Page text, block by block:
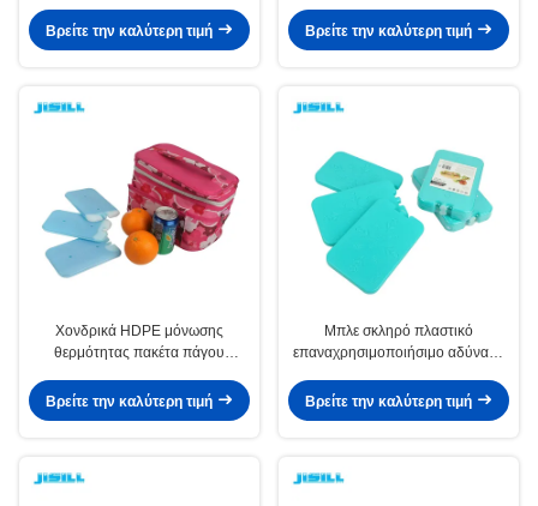
από χαρτόνι για τρόφιμα
κατεψυγμένα
Βρείτε την καλύτερη τιμή
τρόφιμα κατεψυγμένα
Βρείτε την καλύτερη τιμή
Χονδρικά HDPE μόνωσης
θερμότητας πακέτα πάγου
πιό δροσερά λεπτά για το
καλαθάκι με φαγητό
Βρείτε την καλύτερη τιμή
Μπλε σκληρό πλαστικό
επαναχρησιμοποιήσιμο αδύναμο
Βρείτε την καλύτερη τιμή